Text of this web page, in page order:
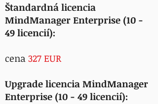
Štandardná licencia
MindManager Enterprise (10 -
49 licencií):
cena327 EUR
Upgrade licencia MindManager
Enterprise (10 - 49 licencií):